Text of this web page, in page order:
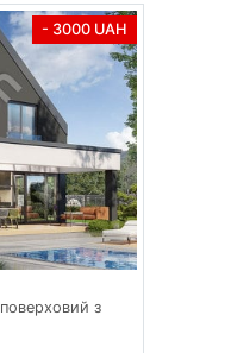
- 3000 UAH
з